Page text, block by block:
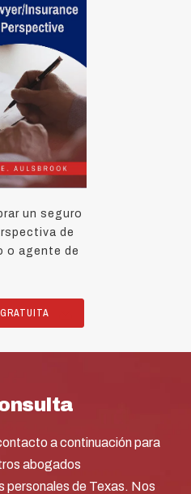
un seguro
de
o agente de
a continuación para
abogados
personales de Texas. Nos